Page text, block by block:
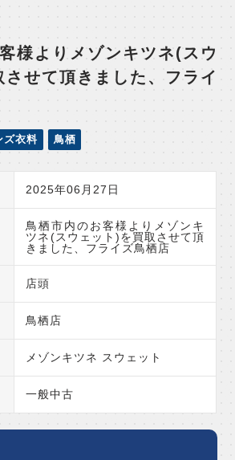
様よりメゾンキツネ(スウ
させて頂きました、フライ
ズ衣料 鳥栖
2025年06月27日
鳥栖市内のお客様よりメゾンキ
ツネ(スウェット)を買取させて頂
きました、フライズ鳥栖店
店頭
鳥栖店
メゾンキツネ スウェット
一般中古